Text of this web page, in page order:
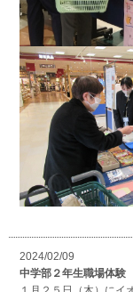
2024/02/09
中学部２年生職場体験